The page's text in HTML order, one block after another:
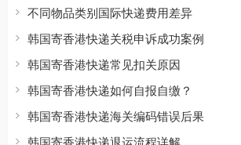
不同物品类别国际快递费用差异
韩国寄香港快递关税申诉成功案例
韩国寄香港快递常见扣关原因
韩国寄香港快递如何自报自缴？
韩国寄香港快递海关编码错误后果
韩国寄香港快递退运流程详解